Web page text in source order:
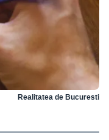
Realitatea de Bucuresti